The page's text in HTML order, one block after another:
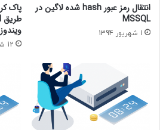
انتقال رمز عبور hash شده لاگین در
MSSQL
1 شهریور 1394
ویندوز
12 شهریور 1393